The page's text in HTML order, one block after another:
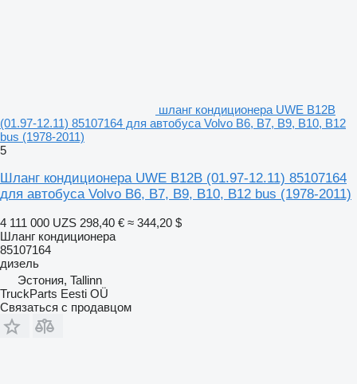
шланг кондиционера UWE B12B
(01.97-12.11) 85107164 для автобуса Volvo B6, B7, B9, B10, B12
bus (1978-2011)
5
Шланг кондиционера UWE B12B (01.97-12.11) 85107164
для автобуса Volvo B6, B7, B9, B10, B12 bus (1978-2011)
4 111 000 UZS 298,40 € ≈ 344,20 $
Шланг кондиционера
85107164
дизель
Эстония, Tallinn
TruckParts Eesti OÜ
Связаться с продавцом